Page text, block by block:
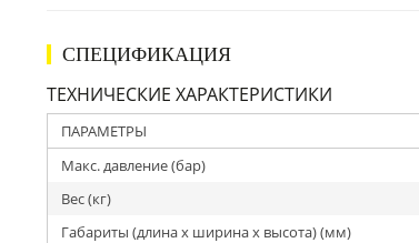
СПЕЦИФИКАЦИЯ
ТЕХНИЧЕСКИЕ ХАРАКТЕРИСТИКИ
ПАРАМЕТРЫ
Макс. давление (бар)
Вес (кг)
Габариты (длина х ширина х высота) (мм)